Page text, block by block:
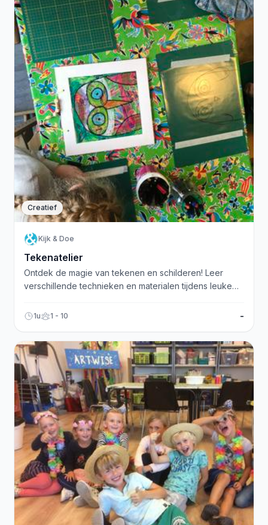
Creatief
Kijk & Doe
Tekenatelier
Ontdek de magie van tekenen en schilderen! Leer
verschillende technieken en materialen tijdens leuke
1u 1 - 10 -